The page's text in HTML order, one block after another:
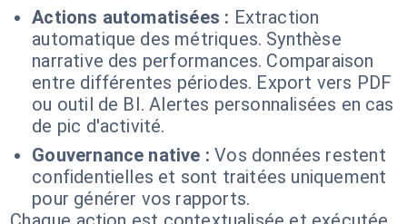
Actions automatisées : Extraction
automatique des métriques. Synthèse
narrative des performances. Comparaison
entre différentes périodes. Export vers PDF
ou outil de BI. Alertes personnalisées en cas
de pic d'activité.
Gouvernance native : Vos données restent
confidentielles et sont traitées uniquement
pour générer vos rapports.